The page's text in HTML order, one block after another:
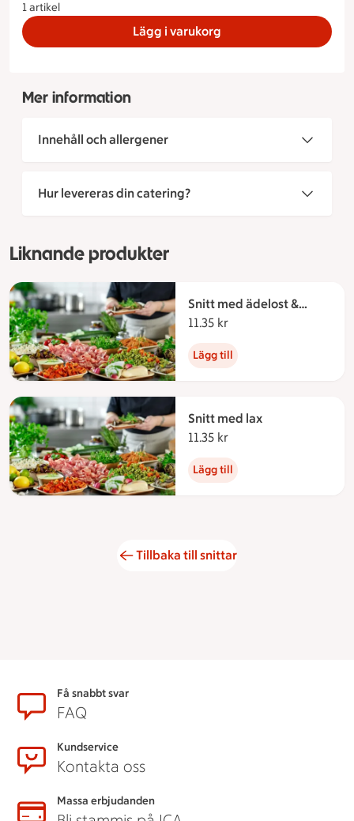
1 artikel
Lägg i varukorg
Mer information
Innehåll och allergener
Hur levereras din catering?
Liknande produkter
Snitt med ädelost &
fikonmarmelad
11.35 kr
Lägg till
Snitt med lax
11.35 kr
Lägg till
Tillbaka till snittar
SidfotFå snabbt svar
FAQ
Kundservice
Kontakta oss
Massa erbjudanden